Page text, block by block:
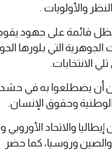
والأولويات .
قائمة على جهود
التي بلورها
الانتخابات.
أن يضطلعوا به في
الوطنية وحقوق الإنسان.
والاتحاد الأوروبي
والصين وروسيا، كما حضر